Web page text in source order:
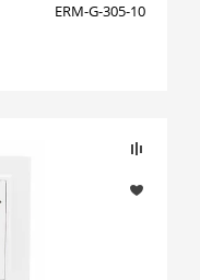
ERM-G-305-10